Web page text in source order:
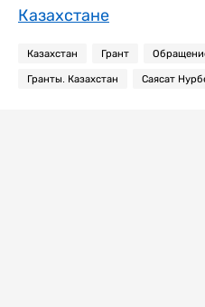
Казахстане
Казахстан Грант
Гранты. Казахстан Саясат